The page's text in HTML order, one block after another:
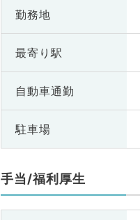
勤務地
最寄り駅
自動車通勤
駐車場
手当/福利厚生